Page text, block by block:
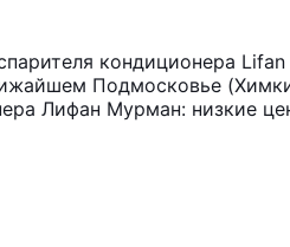
кондиционера
Подмосковье
Лифан Мурман: низкие